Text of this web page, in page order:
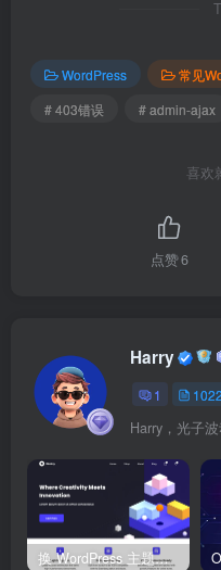
WordPress
常见
# 403错误
# admin-ajax
喜欢
点赞6
Harry
1 1022
换 WordPress 主题前先看这份清单：Kadence、Blocksy Pro 与 WoodMart 的实操配置教程